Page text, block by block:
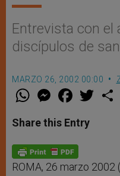
Entrevista con el
discípulos de
MARZO 26, 2002 00:00
W
t
s
p
p
M
e
s
e
g
e
r
F
a
e
b
o
k
w
Share this Entry
ROMA, 26 marzo 2002 (